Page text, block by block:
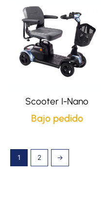
Scooter I-Nano
Bajo pedido
1 2 →